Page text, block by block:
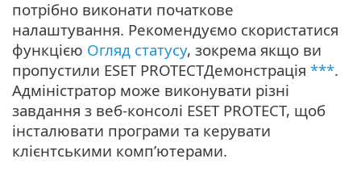
потрібно виконати початкове
налаштування. Рекомендуємо скористатися
функцією Огляд статусу, зокрема якщо ви
пропустили ESET PROTECTДемонстрація ***.
Адміністратор може виконувати різні
завдання з веб-консолі ESET PROTECT, щоб
інсталювати програми та керувати
клієнтськими комп’ютерами.